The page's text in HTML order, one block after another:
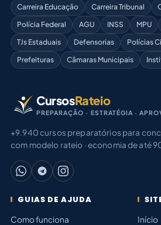
Carreira Educação
Carreira Tribunal
Polícia Federal
AGU INSS MPU
TJs Estaduais
Defensorias Polícias
Prefeituras
Câmaras Municipais
CursosRateio
PREPARAÇÃO · ESTRATÉGIA ·
+9.940 cursos preparatórios para
com modelo rateio · economia de até
GUIAS DE AJUDA
Como funciona
Início